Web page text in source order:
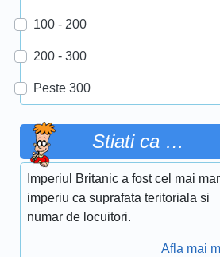
100 - 200
200 - 300
Peste 300
Stiati ca …
Imperiul Britanic a fost cel mai
imperiu ca suprafata teritoriala si
numar de locuitori.
Afla mai